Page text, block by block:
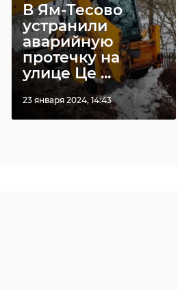
В Ям-Тесово
устранили
аварийную
протечку на
улице Це ...
23 января 2024, 14:43